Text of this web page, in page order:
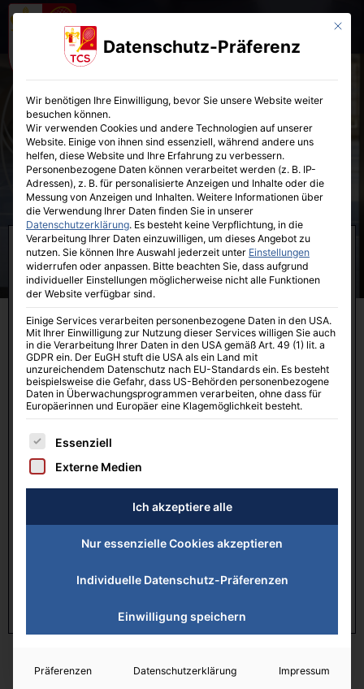
Downloadbereich
Hallenpreise 2026/2027
Spiel- und Platzordnung TCS
Benutzerhilfe TCS Winter
Benutzerhilfe TCS Sommer
Sponsoring TCS
TCS 2025 Matchball
TCS Infomappe
TCS Satzung
TCS Aufnahmeantrag + SEPA + DSGVO
Mietvereinbarung für Garderobenschränke im
Mit
Datenschutz-Präferenz
Wir benötigen Ihre Einwilligung, bevor Sie unsere Website weiter
besuchen können.
Wir verwenden Cookies und andere Technologien auf unserer
Website. Einige von ihnen sind essenziell, während andere uns
helfen, diese Website und Ihre Erfahrung zu verbessern.
Personenbezogene Daten können verarbeitet werden (z. B. IP-
Adressen), z. B. für personalisierte Anzeigen und Inhalte oder die
Messung von Anzeigen und Inhalten. Weitere Informationen über
die Verwendung Ihrer Daten finden Sie in unserer
Datenschutzerklärung. Es besteht keine Verpflichtung, in die
Verarbeitung Ihrer Daten einzuwilligen, um dieses Angebot zu
nutzen. Sie können Ihre Auswahl jederzeit unter Einstellungen
widerrufen oder anpassen. Bitte beachten Sie, dass aufgrund
individueller Einstellungen möglicherweise nicht alle Funktionen
der Website verfügbar sind.
Einige Services verarbeiten personenbezogene Daten in den USA.
Mit Ihrer Einwilligung zur Nutzung dieser Services willigen Sie auch
in die Verarbeitung Ihrer Daten in den USA gemäß Art. 49 (1) lit. a
GDPR ein. Der EuGH stuft die USA als ein Land mit
unzureichendem Datenschutz nach EU-Standards ein. Es besteht
beispielsweise die Gefahr, dass US-Behörden personenbezogene
Daten in Überwachungsprogrammen verarbeiten, ohne dass für
Europäerinnen und Europäer eine Klagemöglichkeit besteht.
Es folgt eine Liste der Service-Gruppen, für die eine Einwilligung erteilt
Essenziell
Externe Medien
Ich akzeptiere alle
Nur essenzielle Cookies akzeptieren
Individuelle Datenschutz-Präferenzen
Einwilligung speichern
Präferenzen Datenschutzerklärung Impressum